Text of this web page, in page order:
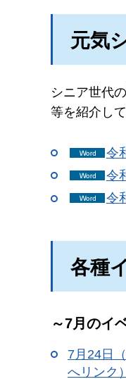
元気
シニア世代
等を紹介して
令
令
令
各種
～7月のイ
7月24日
へリンク）